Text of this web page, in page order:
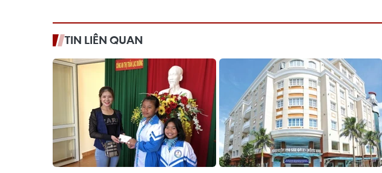
TIN LIÊN QUAN